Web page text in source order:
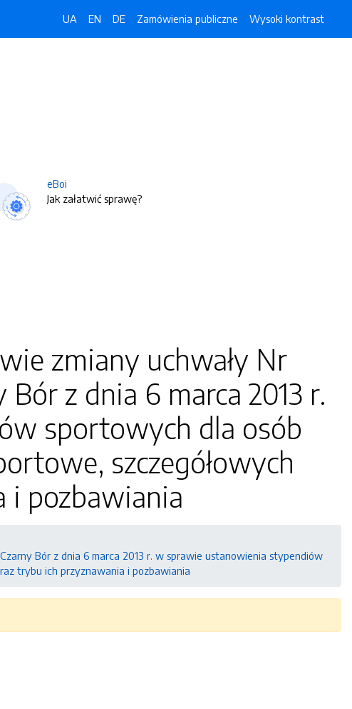
UA EN DE Zamówienia publiczne Wysoki kontrast
eBoi
Jak załatwić sprawę?
zmiany uchwały Nr
Bór z dnia 6 marca 2013 r.
sportowych dla osób
szczegółowych
i pozbawiania
Bór z dnia 6 marca 2013 r. w sprawie ustanowienia stypendiów
trybu ich przyznawania i pozbawiania